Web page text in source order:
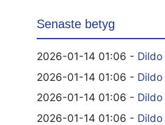
Senaste betyg
2026-01-14 01:06 - Dildo
2026-01-14 01:06 - Dildo
2026-01-14 01:06 - Dildo
2026-01-14 01:06 - Dildo